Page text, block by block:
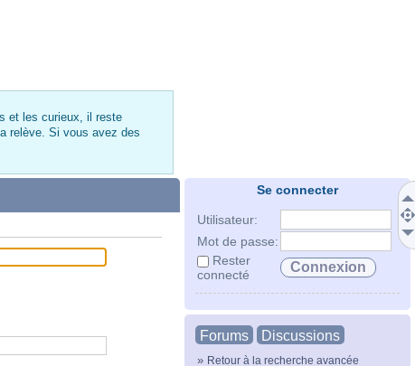
et les curieux, il reste
relève. Si vous avez des
Se connecter
Utilisateur:
Mot de passe:
Rester
connecté
Forums Discussions
» Retour à la recherche avancée